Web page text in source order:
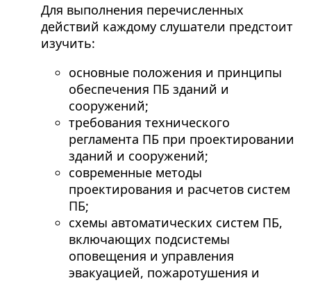
Для выполнения перечисленных
действий каждому слушатели предстоит
изучить:
основные положения и принципы
обеспечения ПБ зданий и
сооружений;
требования технического
регламента ПБ при проектировании
зданий и сооружений;
современные методы
проектирования и расчетов систем
ПБ;
схемы автоматических систем ПБ,
включающих подсистемы
оповещения и управления
эвакуацией, пожаротушения и